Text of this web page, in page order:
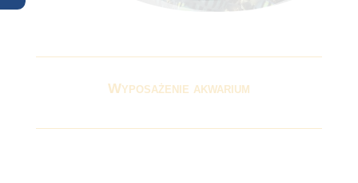
Wyposażenie akwarium